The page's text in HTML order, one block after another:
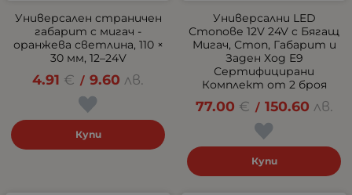
Универсален страничен
габарит с мигач -
оранжева светлина, 110 ×
30 мм, 12–24V
4.91 € / 9.60 лв.
Купи
Универсални LED
Стопове 12V 24V с Бягащ
Мигач, Стоп, Габарит и
Заден Ход E9
Сертифицирани
Комплект от 2 броя
77.00 € / 150.60 лв.
Купи